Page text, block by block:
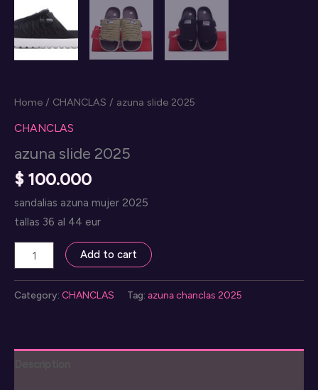
Home / CHANCLAS / azuna slide 2025
CHANCLAS
azuna slide 2025
$100.000
sandalias azuna mujer 2025
tallas 36 al 44 eur
azuna
slide
2025
Add to cart
Category: CHANCLAS Tag: azuna chanclas 2025